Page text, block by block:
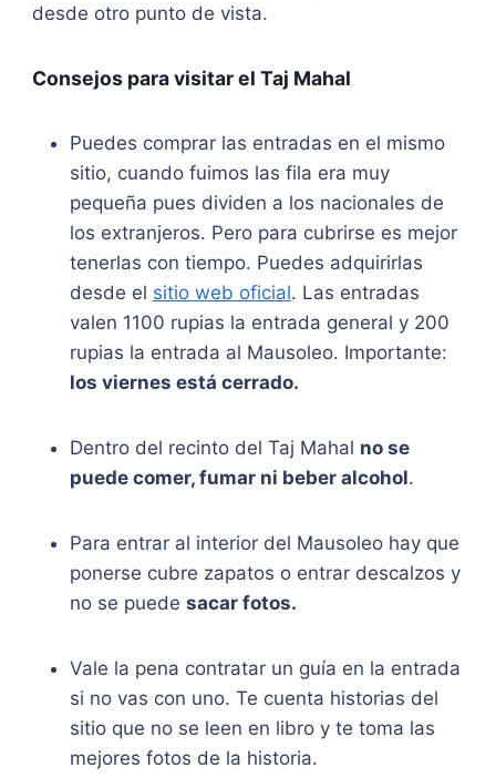
desde otro punto de vista.
Consejos para visitar el Taj Mahal
Puedes comprar las entradas en el mismo
sitio, cuando fuimos las fila era muy
pequeña pues dividen a los nacionales de
los extranjeros. Pero para cubrirse es mejor
tenerlas con tiempo. Puedes adquirirlas
desde el sitio web oficial. Las entradas
valen 1100 rupias la entrada general y 200
rupias la entrada al Mausoleo. Importante:
los viernes está cerrado.
Dentro del recinto del Taj Mahal no se
puede comer, fumar ni beber alcohol.
Para entrar al interior del Mausoleo hay que
ponerse cubre zapatos o entrar descalzos y
no se puede sacar fotos.
Vale la pena contratar un guía en la entrada
si no vas con uno. Te cuenta historias del
sitio que no se leen en libro y te toma las
mejores fotos de la historia.